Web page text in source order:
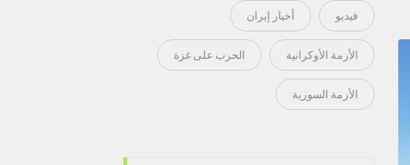
فيديو أخبار إيران
الأزمة الأوكرانية الحرب على غزة
الأزمة السورية